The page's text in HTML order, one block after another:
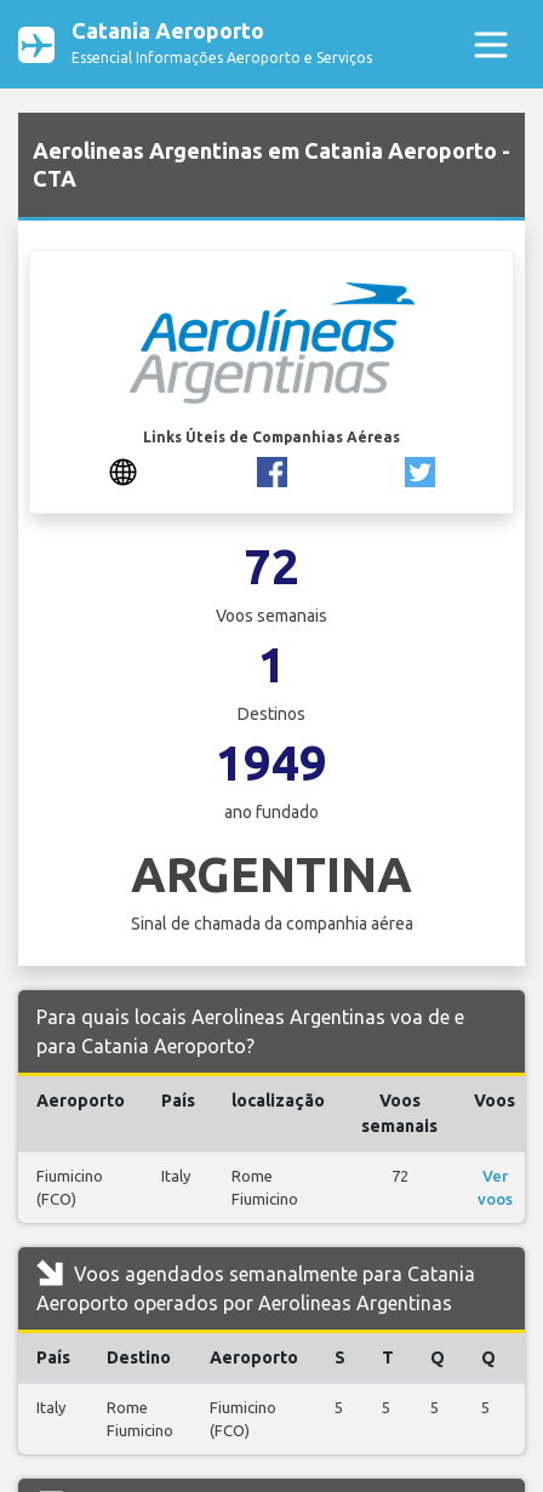
Catania Aeroporto
Essencial Informações Aeroporto e Serviços
Aerolineas Argentinas em Catania Aeroporto -
CTA
Links Úteis de Companhias Aéreas
72
Voos semanais
1
Destinos
1949
ano fundado
ARGENTINA
Sinal de chamada da companhia aérea
Para quais locais Aerolineas Argentinas voa de e
para Catania Aeroporto?
Aeroporto País localização
Voos
semanais
Voos
Fiumicino
(FCO)
Italy
Rome
Fiumicino
72
Ver
voos
Voos agendados semanalmente para Catania
Aeroporto operados por Aerolineas Argentinas
País Destino Aeroporto S T Q Q
Italy
Rome
Fiumicino
Fiumicino
(FCO)
5 5 5 5